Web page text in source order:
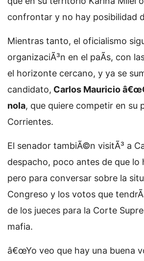
confrontar y no hay posibilidad
Mientras tanto, el oficialismo
organizaciÃ³n en el paÃ­s, con
el horizonte cercano, y ya se
candidato, Carlos Mauricio
nola, que quiere competir en su
Corrientes.
El senador tambiÃ©n visitÃ³ a
despacho, poco antes de que lo
pero para conversar sobre la
Congreso y los votos que
de los jueces para la Corte
mafia.
â€œYo veo que hay una buena